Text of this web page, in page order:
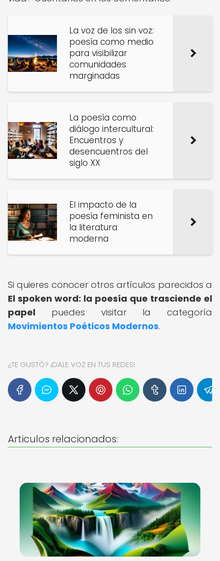
La voz de los sin voz:
poesía como medio
para visibilizar
comunidades
marginadas
La poesía como
diálogo intercultural:
Encuentros y
desencuentros del
siglo XX
El impacto de la
poesía feminista en
la literatura
moderna
Si quieres conocer otros artículos parecidos a
El spoken word: la poesía que trasciende el
papel puedes visitar la categoría
Movimientos Poéticos Modernos.
¿TE GUSTÓ? ¡DALE VOZ EN TUS REDES!
Articulos relacionados: